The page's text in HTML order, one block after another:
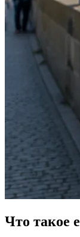
Что такое